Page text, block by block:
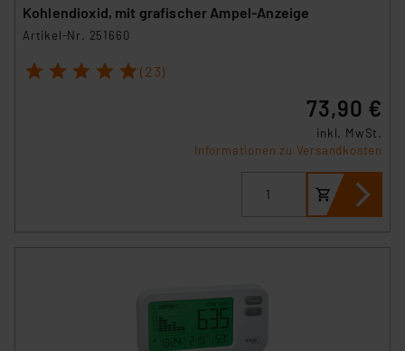
Kohlendioxid, mit grafischer Ampel-Anzeige
Artikel-Nr. 251660
1 2 3 4 5 (23)
73,90 €
inkl. MwSt.
Informationen zu Versandkosten